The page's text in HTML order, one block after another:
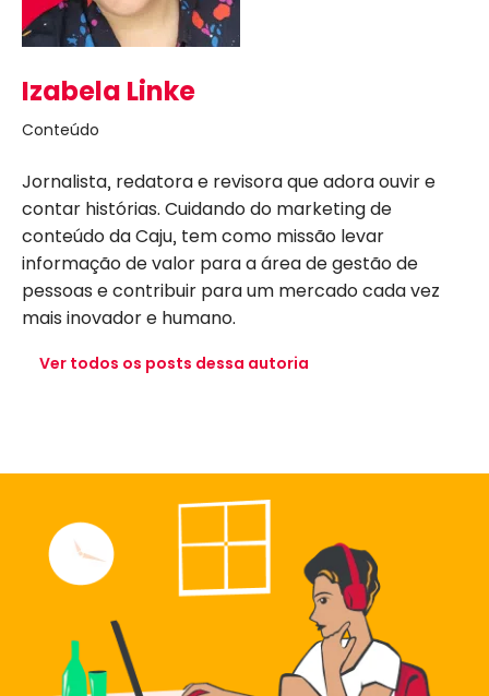
Izabela Linke
Conteúdo
Jornalista, redatora e revisora que adora ouvir e
contar histórias. Cuidando do marketing de
conteúdo da Caju, tem como missão levar
informação de valor para a área de gestão de
pessoas e contribuir para um mercado cada vez
mais inovador e humano.
Ver todos os posts dessa autoria